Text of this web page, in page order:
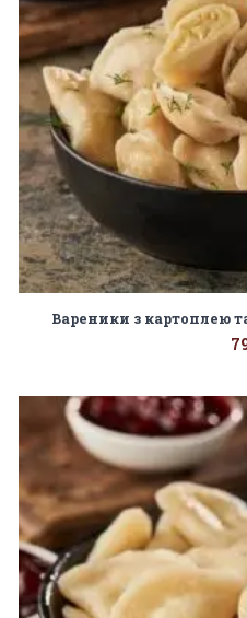
Вареники з картоплею